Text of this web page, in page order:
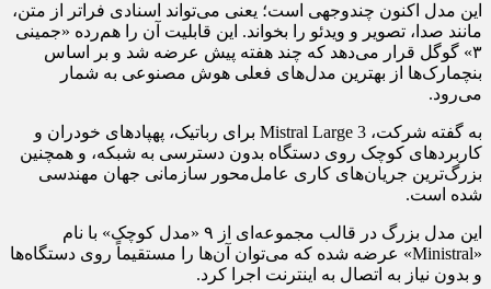
این مدل اکنون چندوجهی است؛ یعنی می‌تواند اسنادی فراتر از متن،
مانند صدا، تصویر و ویدئو را بخواند. این قابلیت آن را هم‌رده «جمینی
۳» گوگل قرار می‌دهد که چند هفته پیش عرضه شد و بر اساس
بنچمارک‌ها از بهترین مدل‌های فعلی هوش مصنوعی به شمار
می‌رود.
به گفته شرکت، Mistral Large 3 برای رباتیک، پهپادهای خودران و
کاربردهای کوچک روی دستگاه بدون دسترسی به شبکه، و همچنین
بزرگ‌ترین جریان‌های کاری عامل‌محور سازمانی جهان مهندسی
شده است.
این مدل بزرگ در قالب مجموعه‌ای از ۹ «مدل کوچک» با نام
«Ministral» عرضه شده که می‌توان آن‌ها را مستقیماً روی دستگاه‌ها
و بدون نیاز به اتصال به اینترنت اجرا کرد.